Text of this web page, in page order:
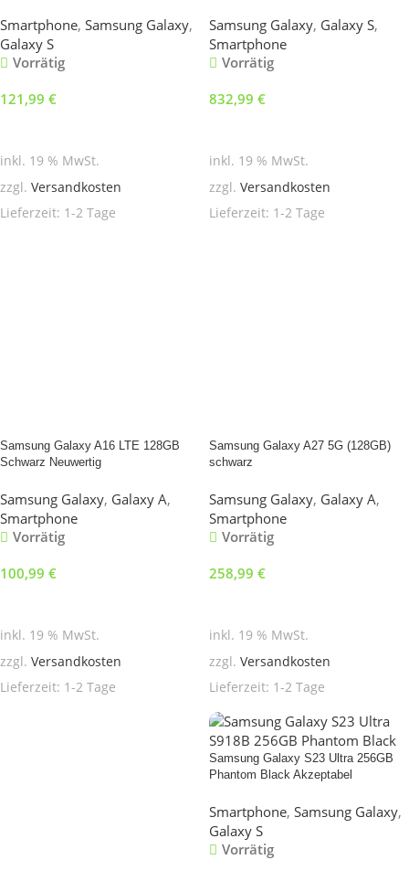
Smartphone, Samsung Galaxy,
Galaxy S
Vorrätig
121,99 €
inkl. 19 % MwSt.
zzgl. Versandkosten
Lieferzeit: 1-2 Tage
Samsung Galaxy, Galaxy S,
Smartphone
Vorrätig
832,99 €
inkl. 19 % MwSt.
zzgl. Versandkosten
Lieferzeit: 1-2 Tage
Samsung Galaxy A16 LTE 128GB
Schwarz Neuwertig
Samsung Galaxy, Galaxy A,
Smartphone
Vorrätig
100,99 €
inkl. 19 % MwSt.
zzgl. Versandkosten
Lieferzeit: 1-2 Tage
Samsung Galaxy A27 5G (128GB)
schwarz
Samsung Galaxy, Galaxy A,
Smartphone
Vorrätig
258,99 €
inkl. 19 % MwSt.
zzgl. Versandkosten
Lieferzeit: 1-2 Tage
Samsung Galaxy S23 Ultra 256GB
Phantom Black Akzeptabel
Smartphone, Samsung Galaxy,
Galaxy S
Vorrätig